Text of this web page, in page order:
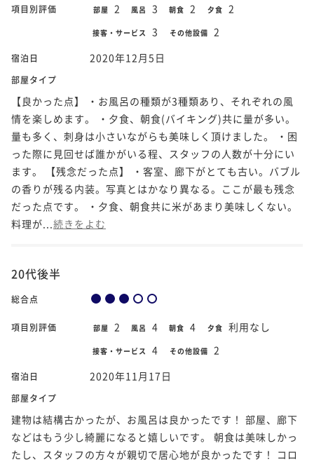
項目別評価 部屋 2 風呂 3 朝食 2 夕食 2
接客・サービス 3 その他設備 2
宿泊日 2020年12月5日
部屋タイプ
【良かった点】 ・お風呂の種類が3種類あり、それぞれの風
情を楽しめます。 ・夕食、朝食(バイキング)共に量が多い。
量も多く、刺身は小さいながらも美味しく頂けました。 ・困
った際に見回せば誰かがいる程、スタッフの人数が十分にい
ます。 【残念だった点】 ・客室、廊下がとても古い。バブル
の香りが残る内装。写真とはかなり異なる。ここが最も残念
だった点です。 ・夕食、朝食共に米があまり美味しくない。
料理が... 続きをよむ
20代後半
総合点
項目別評価 部屋 2 風呂 4 朝食 4 夕食 利用なし
接客・サービス 4 その他設備 2
宿泊日 2020年11月17日
部屋タイプ
建物は結構古かったが、お風呂は良かったです！ 部屋、廊下
などはもう少し綺麗になると嬉しいです。 朝食は美味しかっ
たし、スタッフの方々が親切で居心地が良かったです！ コロ